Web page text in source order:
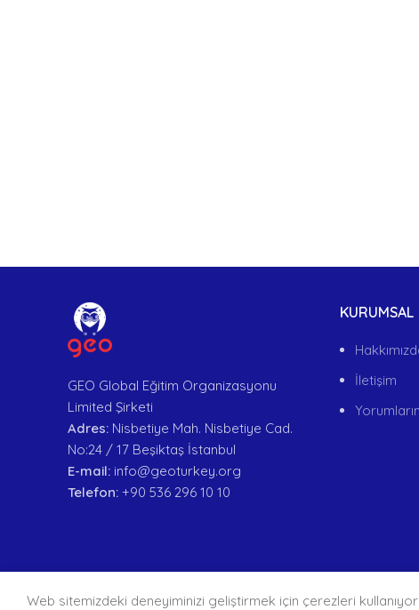
GEO Global Eğitim Organizasyonu
Limited Şirketi
Adres: Nisbetiye Mah. Nisbetiye Cad.
No:24 / 17 Beşiktaş İstanbul
E-mail: info@geoturkey.org
Telefon: +90 536 296 10 10
KURUMSAL
İletişim
Geo
Web sitemizdeki deneyiminizi geliştirmek için çerezleri